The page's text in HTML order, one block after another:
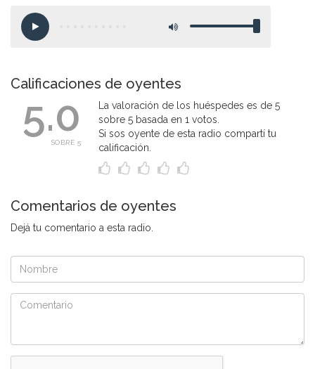
Calificaciones de oyentes
5.0
SOBRE 5
La valoración de los huéspedes es de 5
sobre 5 basada en 1 votos.
Si sos oyente de esta radio compartí tu
calificación.
Comentarios de oyentes
Dejá tu comentario a esta radio.